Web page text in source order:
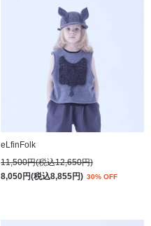
eLfinFolk
11,500円(税込12,650円)
8,050円(税込8,855円) 30% OFF